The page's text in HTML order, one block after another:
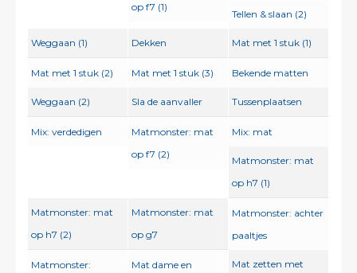
op f7 (1)
Tellen & slaan (2)
Weggaan (1) Dekken Mat met 1 stuk (1)
Mat met 1 stuk (2) Mat met 1 stuk (3) Bekende matten
Weggaan (2) Sla de aanvaller Tussenplaatsen
Mix: verdedigen
Matmonster: mat
op f7 (2)
Mix: mat
Matmonster: mat
op h7 (1)
Matmonster: mat
op h7 (2)
Matmonster: mat
op g7
Matmonster: achter
paaltjes
Matmonster:
Mat dame en
Mat zetten met